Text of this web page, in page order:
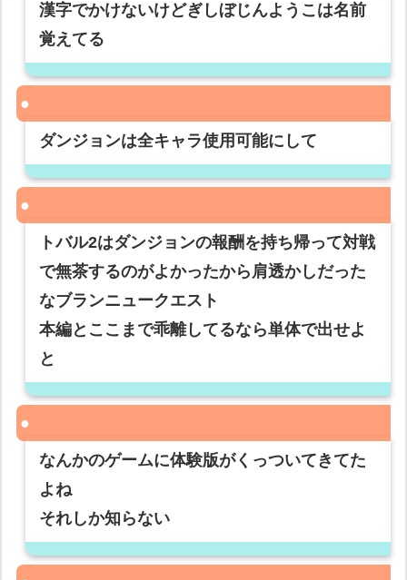
漢字でかけないけどぎしぼじんようこは名前
覚えてる
ダンジョンは全キャラ使用可能にして
トバル2はダンジョンの報酬を持ち帰って対戦
で無茶するのがよかったから肩透かしだった
なブランニュークエスト
本編とここまで乖離してるなら単体で出せよ
と
なんかのゲームに体験版がくっついてきてた
よね
それしか知らない